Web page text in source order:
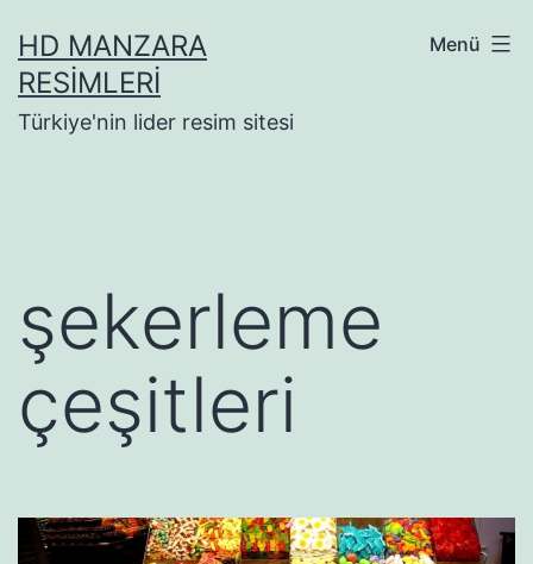
geçHD MANZARA
RESIMLERI
Türkiye'nin lider resim sitesi
Menü
şekerleme
çeşitleri